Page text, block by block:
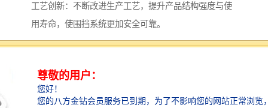
工艺创新：不断改进生产工艺，提升产品结构强度与使
用寿命，使围挡系统更加安全可靠。
定制能力：可根据客户提供的工程图纸与具体要求，进
**匹配。
质量检测：建立完善的质量检测体系，对每一批出厂产